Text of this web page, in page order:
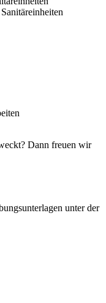
Dann freuen wir
unter der